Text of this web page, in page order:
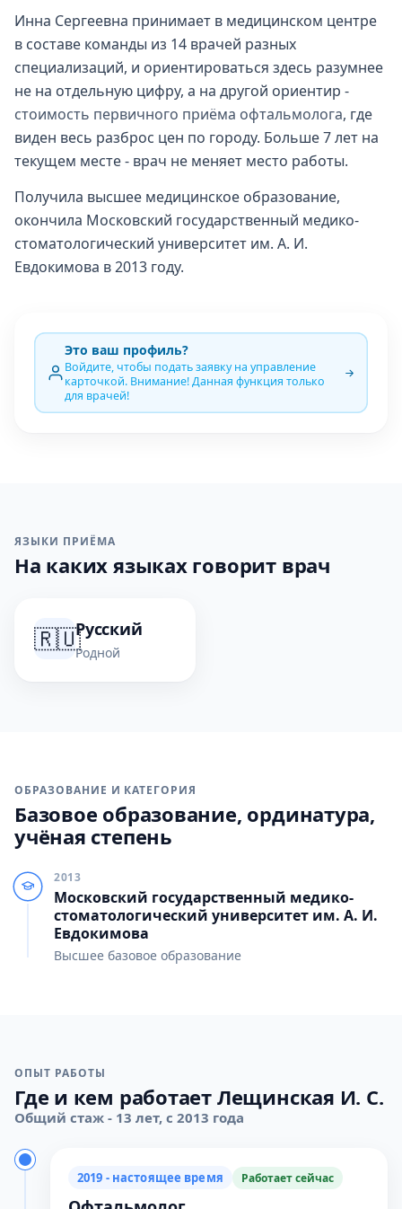
Инна Сергеевна принимает в медицинском центре
в составе команды из 14 врачей разных
специализаций, и ориентироваться здесь разумнее
не на отдельную цифру, а на другой ориентир -
стоимость первичного приёма офтальмолога, где
виден весь разброс цен по городу. Больше 7 лет на
текущем месте - врач не меняет место работы.
Получила высшее медицинское образование,
окончила Московский государственный медико-
стоматологический университет им. А. И.
Евдокимова в 2013 году.
Это ваш профиль?
Войдите, чтобы подать заявку на управление
карточкой. Внимание! Данная функция только
для врачей!
ЯЗЫКИ ПРИЁМА
На каких языках говорит врач
🇷🇺Русский
Родной
ОБРАЗОВАНИЕ И КАТЕГОРИЯ
Базовое образование, ординатура,
учёная степень
2013
Московский государственный медико-
стоматологический университет им. А. И.
Евдокимова
Высшее базовое образование
ОПЫТ РАБОТЫ
Где и кем работает Лещинская И. С.
Общий стаж - 13 лет, с 2013 года
2019 - настоящее время Работает сейчас